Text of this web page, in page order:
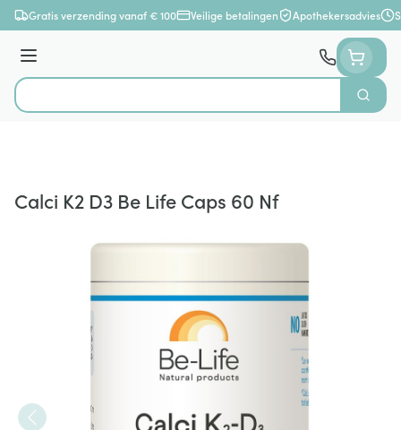
Ga naar de inhoud
Gratis verzending vanaf € 100 Veilige betalingen Apothekersadvies
Menu
Product, merk, categorie...
Zoek
Calci K2 D3 Be Life Caps 60 Nf